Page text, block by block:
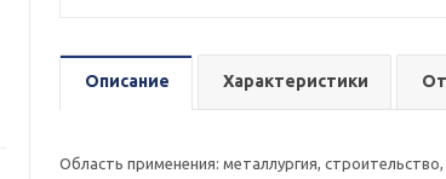
Описание Характеристики
Область применения: металлургия,